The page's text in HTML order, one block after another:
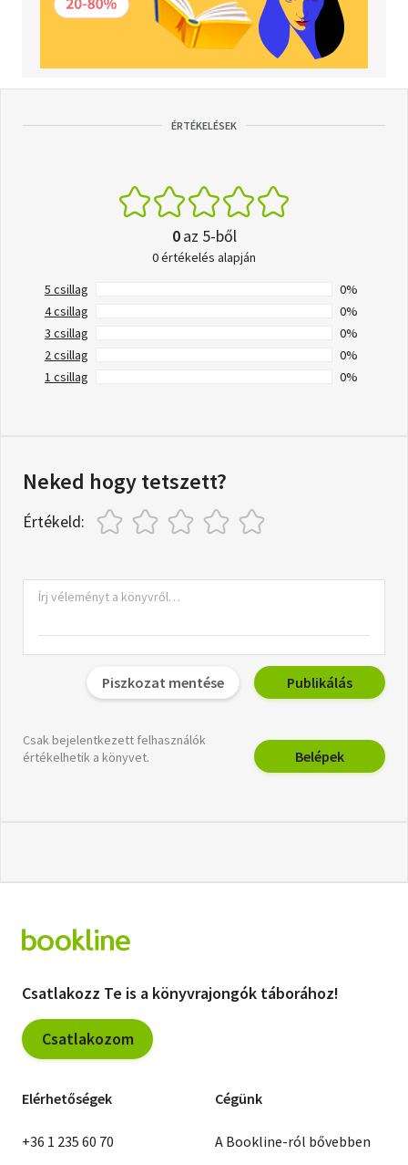
ÉRTÉKELÉSEK
0az 5-ből
0 értékelés alapján
5 csillag
0%
4 csillag
0%
3 csillag
0%
2 csillag
0%
1 csillag
0%
Neked hogy tetszett?
Értékeld:
Piszkozat mentése Publikálás
Csak bejelentkezett felhasználók
értékelhetik a könyvet.
Belépek
Csatlakozz Te is a könyvrajongók táborához!
Csatlakozom
Elérhetőségek
+36 1 235 60 70
Cégünk
A Bookline-ról bővebben